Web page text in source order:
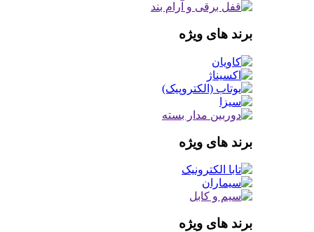
برند های ویژه
برند های ویژه
برند های ویژه